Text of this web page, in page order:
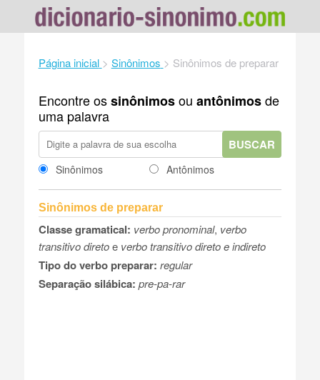
Página inicial > Sinônimos > Sinônimos de preparar
Encontre ossinônimosou antônimosde
uma palavra
BUSCAR
Sinônimos Antônimos
Sinônimos de preparar
Classe gramatical: verbo pronominal, verbo
transitivo diretoe verbo transitivo direto e indireto
Tipo do verbo preparar: regular
Separação silábica: pre-pa-rar